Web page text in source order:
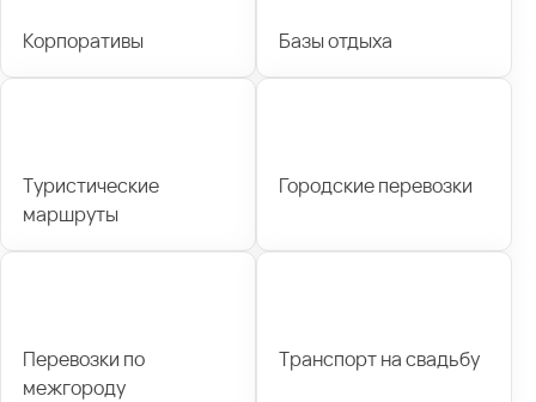
Корпоративы Базы отдыха
Туристические
маршруты
Городские перевозки
Перевозки по
межгороду
Транспорт на свадьбу